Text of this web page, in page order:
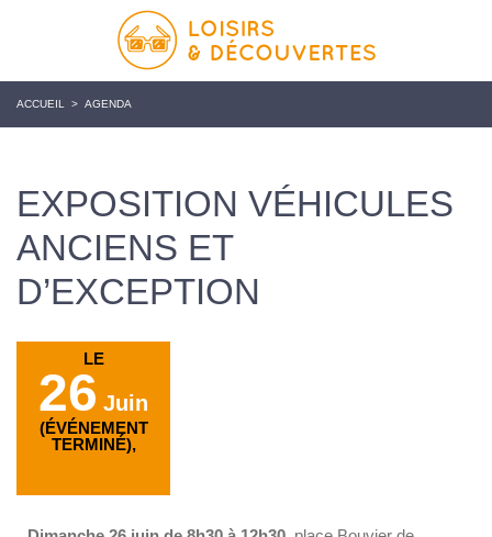
ACCUEIL > AGENDA
EXPOSITION VÉHICULES
ANCIENS ET
D’EXCEPTION
LE
26 Juin
(ÉVÉNEMENT
TERMINÉ),